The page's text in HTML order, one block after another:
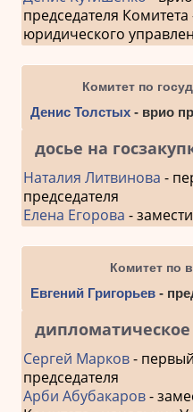
председателя
юридического
Комитет по
Денис Толстых- врио
досье на
Наталия Литвинова -
председателя
Елена Егорова -
Комитет по
Евгений Григорьев-
дипломатическое
Сергей Марков- первый
председателя
Арби Абубакаров-